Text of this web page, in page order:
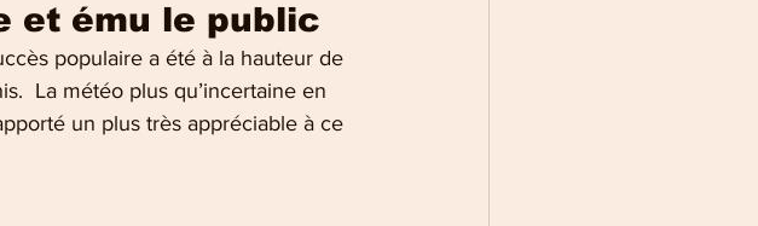
et ému le public
populaire a été à la hauteur de
La météo plus qu’incertaine en
un plus très appréciable à ce